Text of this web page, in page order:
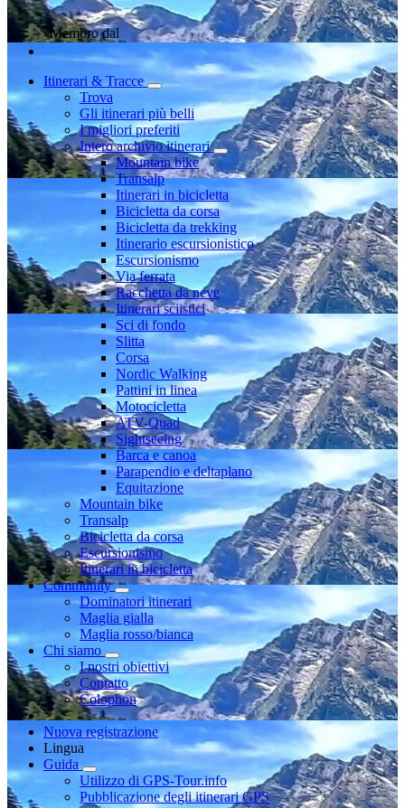
Membro dal
Itinerari & Tracce
Trova
Gli itinerari più belli
I migliori preferiti
Intero archivio itinerari
Mountain bike
Transalp
Itinerari in bicicletta
Bicicletta da corsa
Bicicletta da trekking
Itinerario escursionistico
Escursionismo
Via ferrata
Racchetta da neve
Itinerari sciistici
Sci di fondo
Slitta
Corsa
Nordic Walking
Pattini in linea
Motocicletta
ATV-Quad
Sightseeing
Barca e canoa
Parapendio e deltaplano
Equitazione
Mountain bike
Transalp
Bicicletta da corsa
Escursionismo
Itinerari in bicicletta
Community
Dominatori itinerari
Maglia gialla
Maglia rosso/bianca
Chi siamo
I nostri obiettivi
Contatto
Colophon
Nuova registrazione
Lingua
Guida
Utilizzo di GPS-Tour.info
Pubblicazione degli itinerari GPS